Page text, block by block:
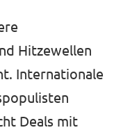
Hitzewellen
Internationale
Deals mit